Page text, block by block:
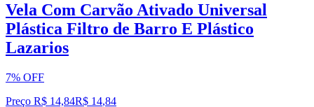
Vela Com Carvão Ativado Universal
Plástica Filtro de Barro E Plástico
Lazarios
7% OFF
Preço R$ 14,84R$ 14,84